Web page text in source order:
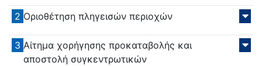
2 Οριοθέτηση πληγεισών περιοχών
3 Αίτημα χορήγησης προκαταβολής και
αποστολή συγκεντρωτικών